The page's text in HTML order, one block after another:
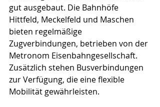
gut ausgebaut. Die Bahnhöfe
Hittfeld, Meckelfeld und Maschen
bieten regelmäßige
Zugverbindungen, betrieben von der
Metronom Eisenbahngesellschaft.
Zusätzlich stehen Busverbindungen
zur Verfügung, die eine flexible
Mobilität gewährleisten.